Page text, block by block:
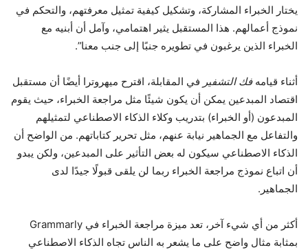
يختار الخبراء المشاركة، وتشكيل كيفية تمثيل معرفتهم، والتحكم في
نموذج أعمالهم. هذا المستقبل يثير اهتمامي، وآمل أن أبنيه مع
الخبراء الذين يرغبون في تطويره جنبًا إلى جنب معنا”.
أثناء قيامهفك التشفير في المقابلة، اقترح ميهروترا أيضًا أن مستقبل
اقتصاد المبدعين يمكن أن يكون شيئًا مثل مراجعة الخبراء، حيث يقوم
المبدعون (أو الخبراء) بتدريب وكلاء الذكاء الاصطناعي لتمثيلهم
والتفاعل مع الجماهير نيابة عنهم، مثل تحرير كتاباتهم. من الواضح أن
الذكاء الاصطناعي سيكون له بعض التأثير على المبدعين، ولكن يبدو
أن اتباع نموذج مراجعة الخبراء ربما لن يلقى قبولًا جيدًا لدى
الجماهير.
أكثر من أي شيء آخر، تعد ميزة مراجعة الخبراء في Grammarly
بمثابة مثال واضح على ما يشعر به الناس تجاه الذكاء الاصطناعي